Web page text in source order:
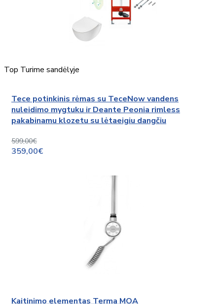
Top Turime sandėlyje
Tece potinkinis rėmas su TeceNow vandens
nuleidimo mygtuku ir Deante Peonia rimless
pakabinamu klozetu su lėtaeigiu dangčiu
599,00€
359,00€
Kaitinimo elementas Terma MOA